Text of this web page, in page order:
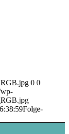
0 0
Folge-